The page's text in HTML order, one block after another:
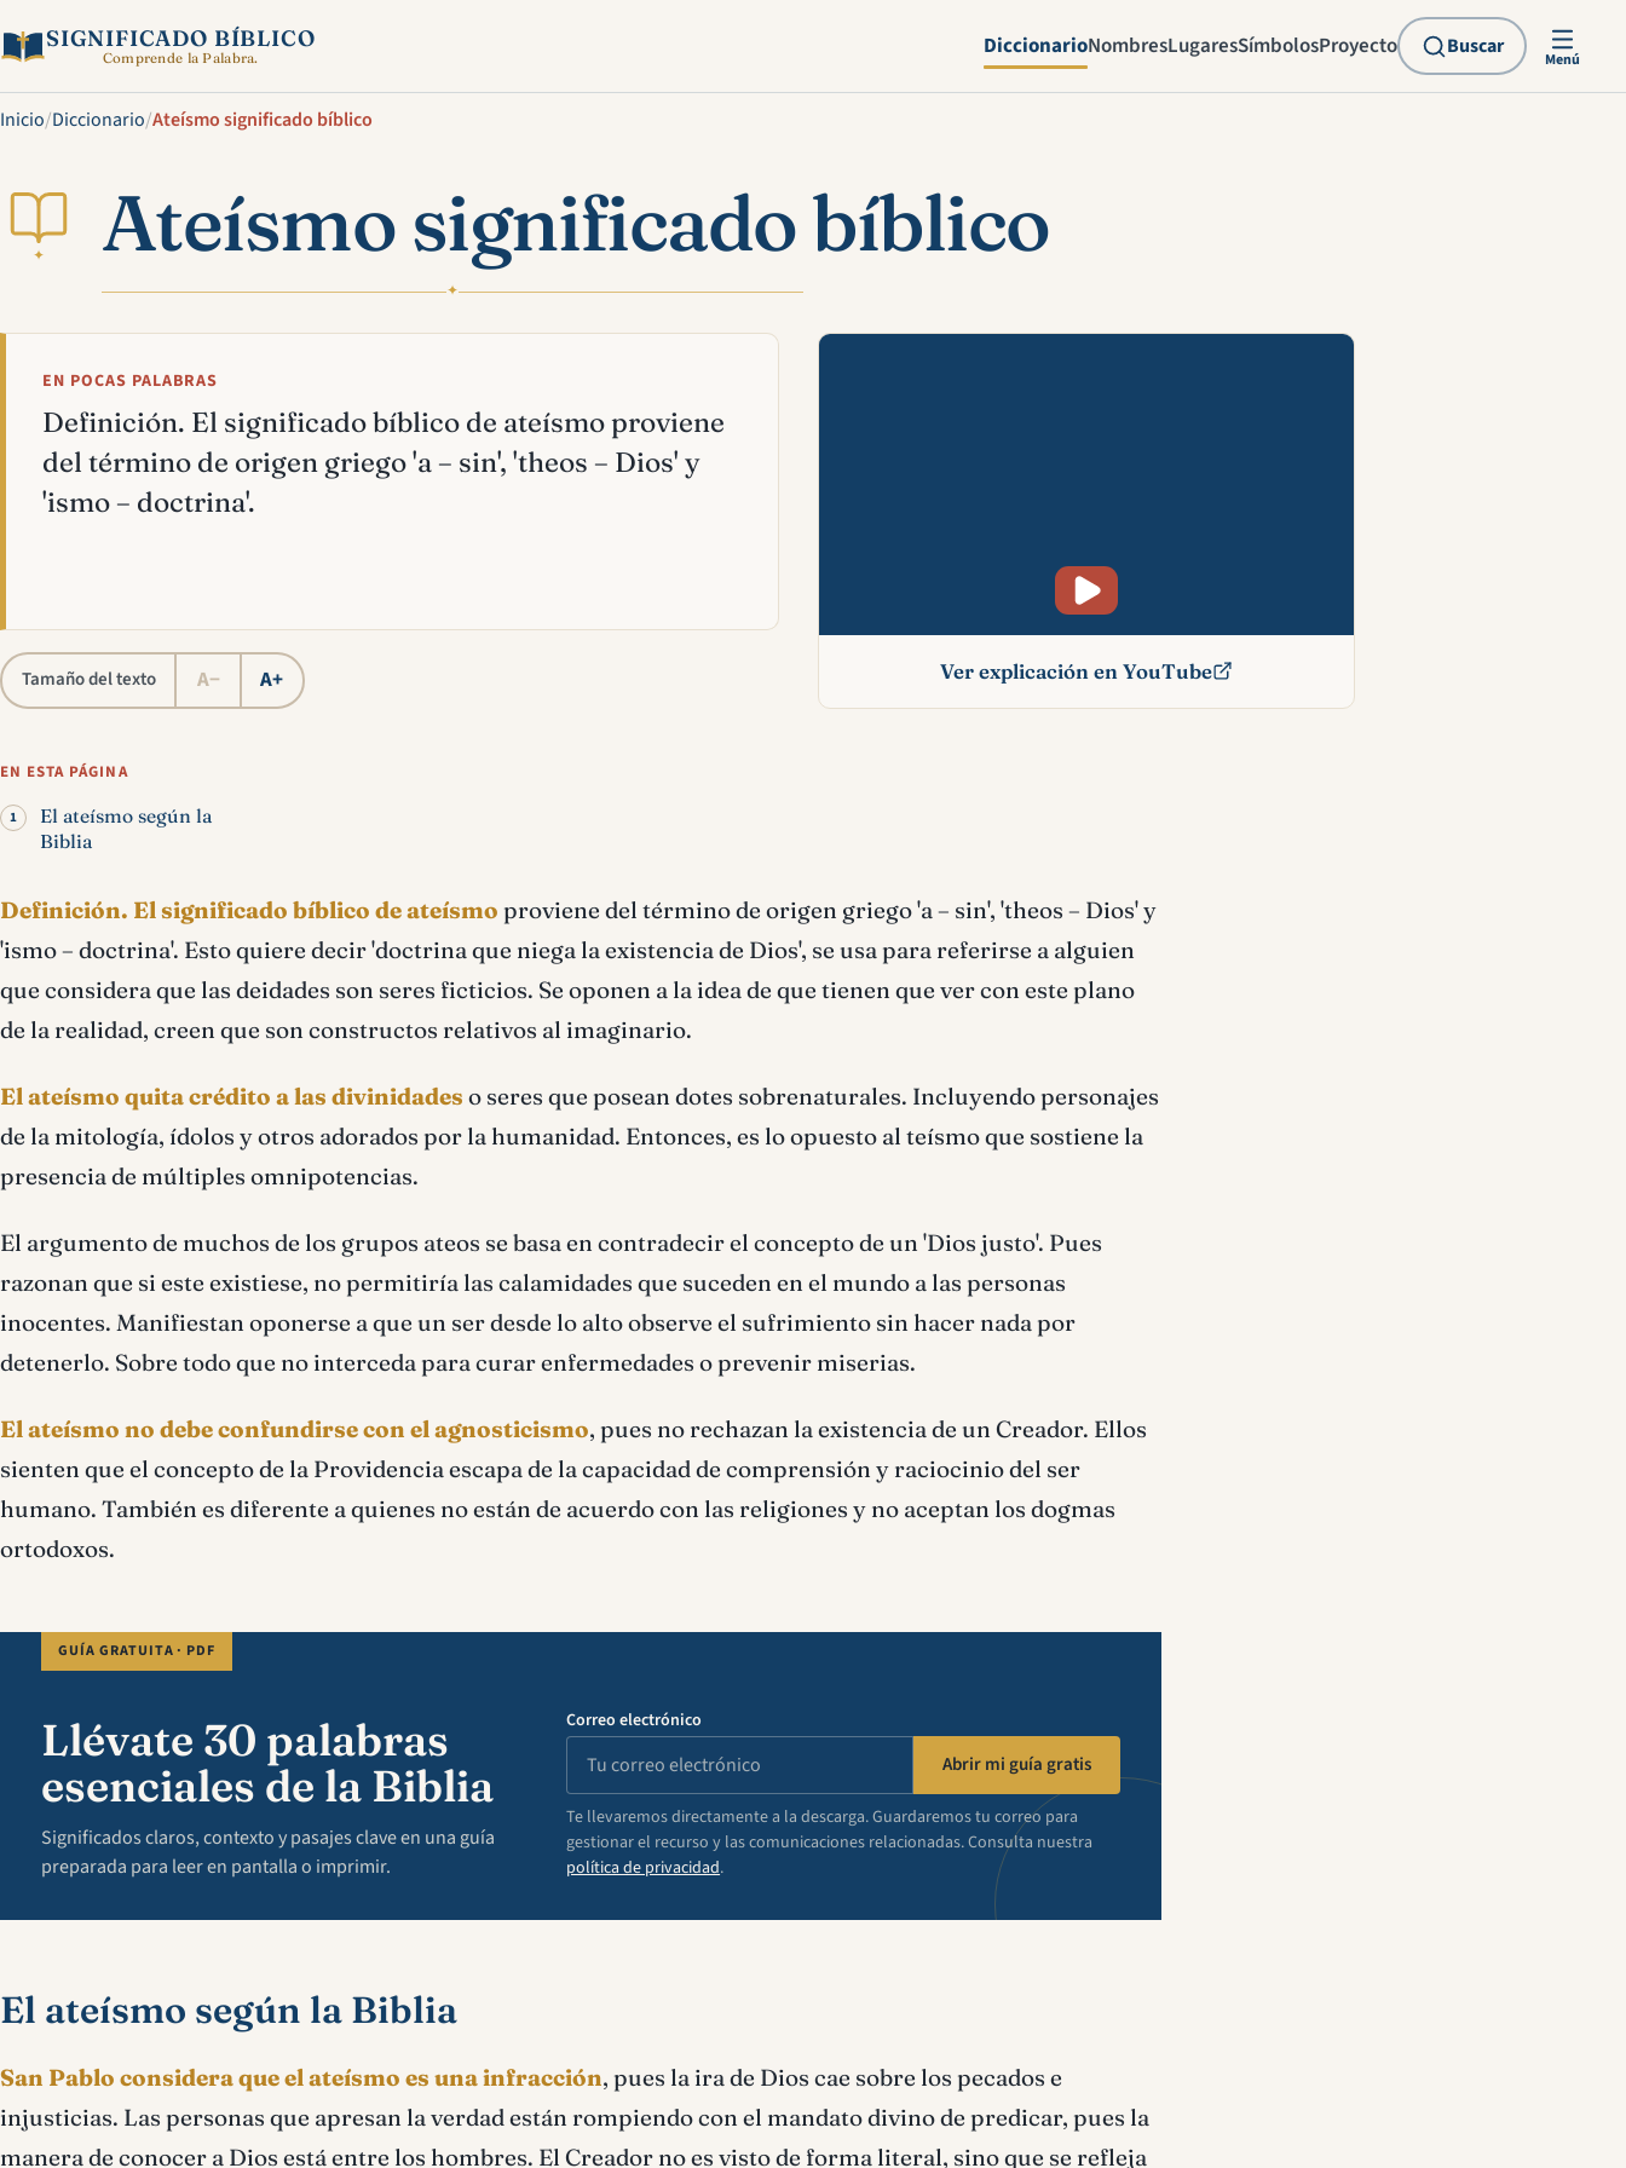
SIGNIFICADO BÍBLICO
Comprende la Palabra. DiccionarioNombresLugaresSímbolosProyecto Buscar
Menú
Inicio/Diccionario/Ateísmo significado bíblico
✦ Ateísmo significado bíblico
✦
EN POCAS PALABRAS
Definición. El significado bíblico de ateísmo proviene
del término de origen griego 'a – sin', 'theos – Dios' y
'ismo – doctrina'.
Tamaño del texto A− A+
Mira esta explicación en vídeo
Ver explicación en YouTube
EN ESTA PÁGINA
El ateísmo según la
Biblia
Definición. El significado bíblico de ateísmo proviene del término de origen griego 'a – sin', 'theos – Dios' y
'ismo – doctrina'. Esto quiere decir 'doctrina que niega la existencia de Dios', se usa para referirse a alguien
que considera que las deidades son seres ficticios. Se oponen a la idea de que tienen que ver con este plano
de la realidad, creen que son constructos relativos al imaginario.
El ateísmo quita crédito a las divinidades o seres que posean dotes sobrenaturales. Incluyendo personajes
de la mitología, ídolos y otros adorados por la humanidad. Entonces, es lo opuesto al teísmo que sostiene la
presencia de múltiples omnipotencias.
El argumento de muchos de los grupos ateos se basa en contradecir el concepto de un 'Dios justo'. Pues
razonan que si este existiese, no permitiría las calamidades que suceden en el mundo a las personas
inocentes. Manifiestan oponerse a que un ser desde lo alto observe el sufrimiento sin hacer nada por
detenerlo. Sobre todo que no interceda para curar enfermedades o prevenir miserias.
El ateísmo no debe confundirse con el agnosticismo, pues no rechazan la existencia de un Creador. Ellos
sienten que el concepto de la Providencia escapa de la capacidad de comprensión y raciocinio del ser
humano. También es diferente a quienes no están de acuerdo con las religiones y no aceptan los dogmas
ortodoxos.
GUÍA GRATUITA · PDF
Llévate 30 palabras
esenciales de la Biblia
Significados claros, contexto y pasajes clave en una guía
preparada para leer en pantalla o imprimir.
Correo electrónico
Abrir mi guía gratis
Te llevaremos directamente a la descarga. Guardaremos tu correo para
gestionar el recurso y las comunicaciones relacionadas. Consulta nuestra
política de privacidad.
El ateísmo según la Biblia
San Pablo considera que el ateísmo es una infracción, pues la ira de Dios cae sobre los pecados e
injusticias. Las personas que apresan la verdad están rompiendo con el mandato divino de predicar, pues la
manera de conocer a Dios está entre los hombres. El Creador no es visto de forma literal, sino que se refleja